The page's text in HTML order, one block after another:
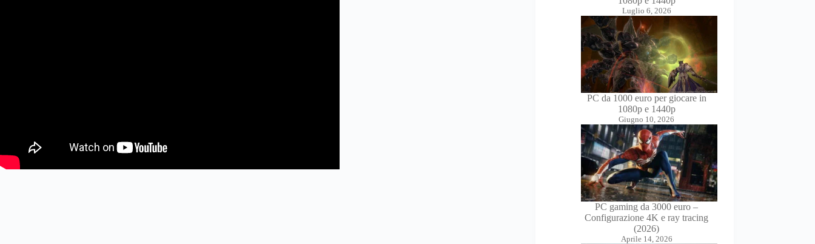
Luglio 6, 2026
PC da 1000 euro per giocare in
1080p e 1440p
Giugno 10, 2026
PC gaming da 3000 euro –
Configurazione 4K e ray tracing
(2026)
Aprile 14, 2026